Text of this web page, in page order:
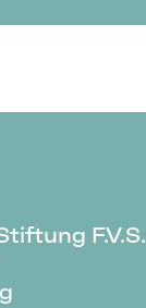
F.V.S.